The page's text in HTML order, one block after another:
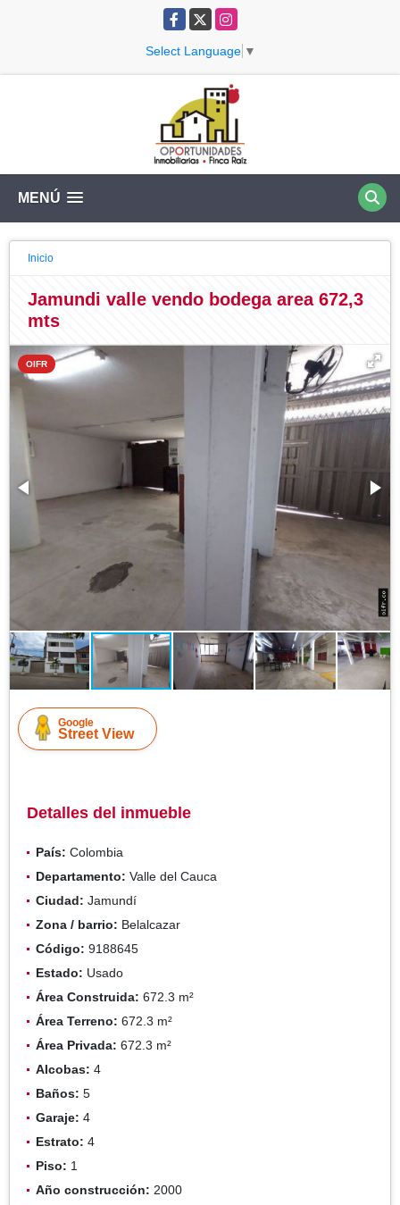
Facebook
X Instagram
Select Language ▼
MENÚ
Inicio
Jamundi valle vendo bodega area 672,3
mts
OIFR
Google
Street View
Detalles del inmueble
País: Colombia
Departamento: Valle del Cauca
Ciudad: Jamundí
Zona / barrio: Belalcazar
Código: 9188645
Estado: Usado
Área Construida: 672.3 m²
Área Terreno: 672.3 m²
Área Privada: 672.3 m²
Alcobas: 4
Baños: 5
Garaje: 4
Estrato: 4
Piso: 1
Año construcción: 2000